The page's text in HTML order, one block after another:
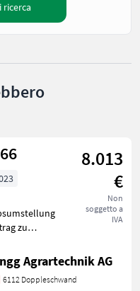
ricerca
8.013
€
Non
soggetto a
IVA
zu
mit
für
Agrartechnik AG
6112 Doppleschwand